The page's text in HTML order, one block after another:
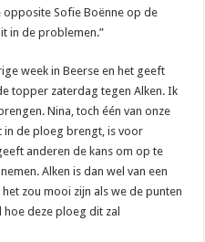
opposite Sofie Boënne op de
in de problemen.”
week in Beerse en het geeft
topper zaterdag tegen Alken. Ik
Nina, toch één van onze
in de ploeg brengt, is voor
anderen de kans om op te
Alken is dan wel van een
zou mooi zijn als we de punten
deze ploeg dit zal